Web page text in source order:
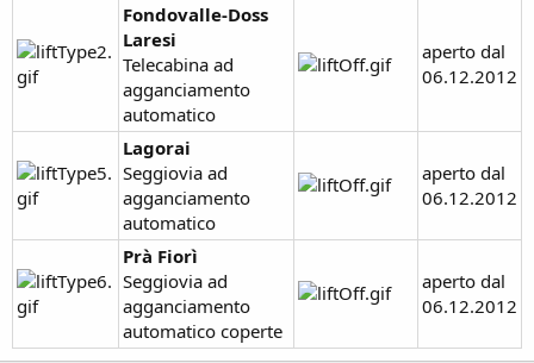
Fondovalle-Doss
Laresi
Telecabina ad
agganciamento
automatico
aperto dal
06.12.2012
Lagorai
Seggiovia ad
agganciamento
automatico
aperto dal
06.12.2012
Prà Fiorì
Seggiovia ad
agganciamento
automatico coperte
aperto dal
06.12.2012